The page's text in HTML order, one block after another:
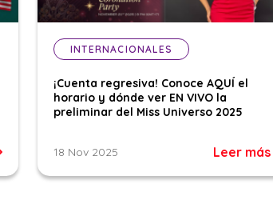
INTERNACIONALES
¡Cuenta regresiva! Conoce AQUÍ el
horario y dónde ver EN VIVO la
preliminar del Miss Universo 2025
18 Nov 2025 Leer más